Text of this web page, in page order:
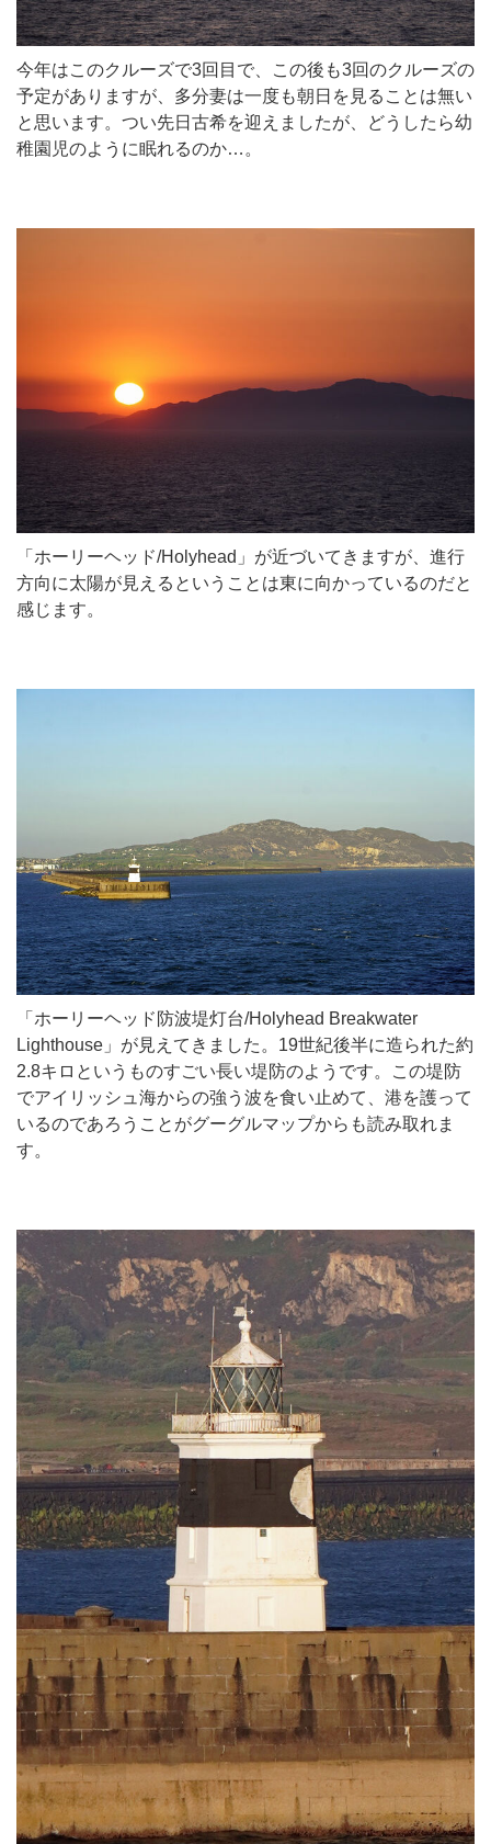
今年はこのクルーズで3回目で、この後も3回のクルーズの
予定がありますが、多分妻は一度も朝日を見ることは無い
と思います。つい先日古希を迎えましたが、どうしたら幼
稚園児のように眠れるのか…。
「ホーリーヘッド/Holyhead」が近づいてきますが、進行
方向に太陽が見えるということは東に向かっているのだと
感じます。
「ホーリーヘッド防波堤灯台/Holyhead Breakwater
Lighthouse」が見えてきました。19世紀後半に造られた約
2.8キロというものすごい長い堤防のようです。この堤防
でアイリッシュ海からの強う波を食い止めて、港を護って
いるのであろうことがグーグルマップからも読み取れま
す。